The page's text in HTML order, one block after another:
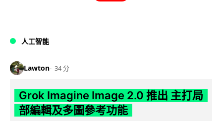
人工智能
Lawton 34 分
Grok Imagine Image 2.0 推出 主打局
部編輯及多圖參考功能